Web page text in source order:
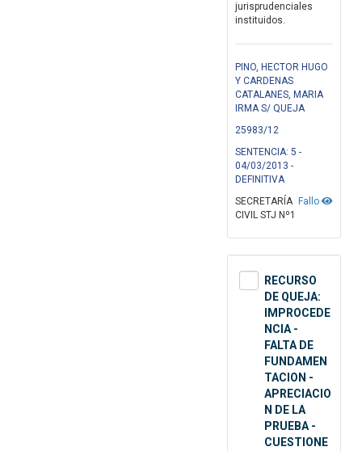
jurisprudenciales
instituidos.
PINO, HECTOR HUGO
Y CARDENAS
CATALANES, MARIA
IRMA S/ QUEJA
25983/12
SENTENCIA: 5 -
04/03/2013 -
DEFINITIVA
Fallo
SECRETARÍA
CIVIL STJ Nº1
RECURSO
DE QUEJA:
IMPROCEDE
NCIA -
FALTA DE
FUNDAMEN
TACION -
APRECIACIO
N DE LA
PRUEBA -
CUESTIONE